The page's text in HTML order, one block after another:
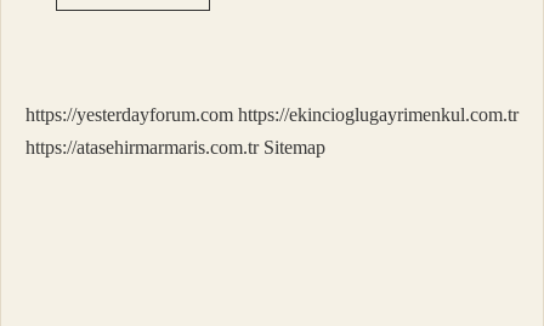
Kiracılara
https://yesterdayforum.com https://ekincioglugayrimenkul.com.tr
https://atasehirmarmaris.com.tr Sitemap